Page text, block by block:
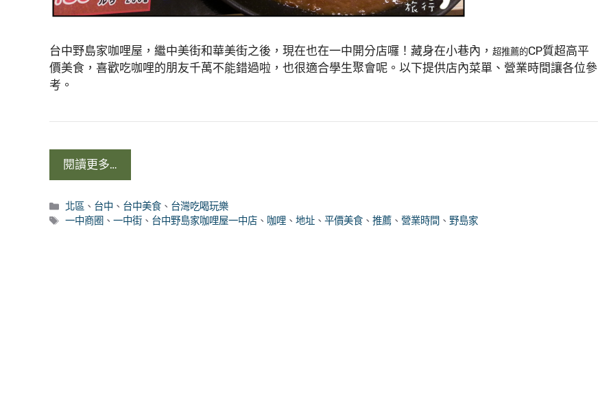
台中野島家咖哩屋，繼中美街和華美街之後，現在也在一中開分店囉！藏身在小巷內， 超推薦的CP質超高平
價美食，喜歡吃咖哩的朋友千萬不能錯過啦，也很適合學生聚會呢。以下提供店內菜單、營業時間讓各位參
考。
閱讀更多…
分
類
北區 、 台中 、 台中美食 、 台灣吃喝玩樂
標
一中商圈 、一中街 、 台中野島家咖哩屋一中店 、 咖哩 、地址 、平價美食 、推薦 、營業時間 、 野島家